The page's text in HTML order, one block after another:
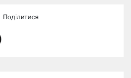
Поділитися